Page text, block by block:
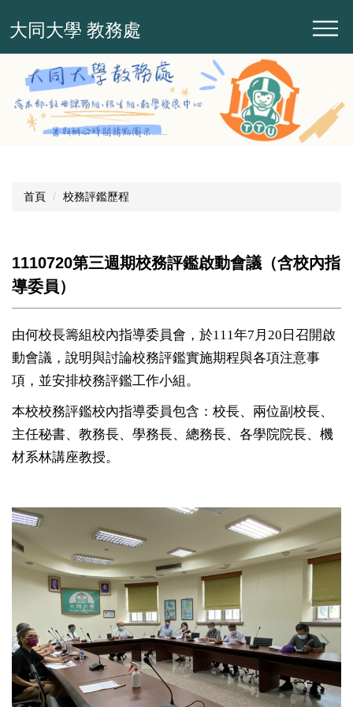
到
區
大同大學 教務處
首頁 校務評鑑歷程
1110720第三週期校務評鑑啟動會議（含校內指
導委員）
由何校長籌組校內指導委員會，於111年7月20日召開啟
動會議，說明與討論校務評鑑實施期程與各項注意事
項，並安排校務評鑑工作小組。
本校校務評鑑校內指導委員包含：校長、兩位副校長、
主任秘書、教務長、學務長、總務長、各學院院長、機
材系林講座教授。